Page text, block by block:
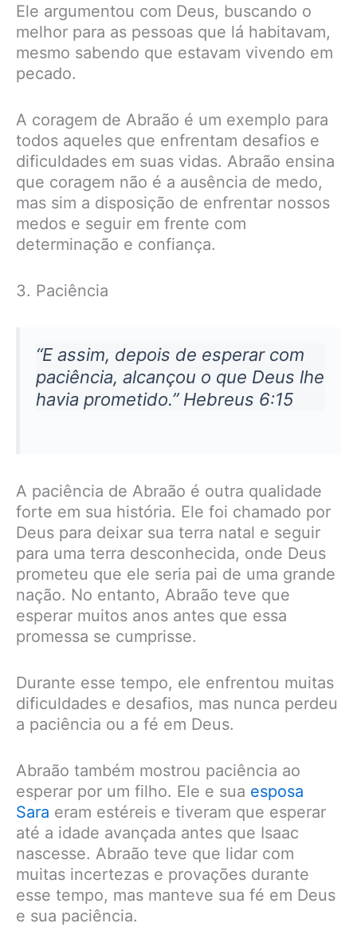
Ele argumentou com Deus, buscando o
melhor para as pessoas que lá habitavam,
mesmo sabendo que estavam vivendo em
pecado.
A coragem de Abraão é um exemplo para
todos aqueles que enfrentam desafios e
dificuldades em suas vidas. Abraão ensina
que coragem não é a ausência de medo,
mas sim a disposição de enfrentar nossos
medos e seguir em frente com
determinação e confiança.
3. Paciência
“E assim, depois de esperar com
paciência, alcançou o que Deus lhe
havia prometido.” Hebreus 6:15
A paciência de Abraão é outra qualidade
forte em sua história. Ele foi chamado por
Deus para deixar sua terra natal e seguir
para uma terra desconhecida, onde Deus
prometeu que ele seria pai de uma grande
nação. No entanto, Abraão teve que
esperar muitos anos antes que essa
promessa se cumprisse.
Durante esse tempo, ele enfrentou muitas
dificuldades e desafios, mas nunca perdeu
a paciência ou a fé em Deus.
Abraão também mostrou paciência ao
esperar por um filho. Ele e sua esposa
Sara eram estéreis e tiveram que esperar
até a idade avançada antes que Isaac
nascesse. Abraão teve que lidar com
muitas incertezas e provações durante
esse tempo, mas manteve sua fé em Deus
e sua paciência.